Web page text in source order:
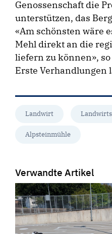
Genossenschaft die
unterstützen, das
«Am schönsten wäre
Mehl direkt an die
liefern zu können»,
Erste Verhandlungen
Landwirt
Alpsteinmühle
Verwandte Artikel